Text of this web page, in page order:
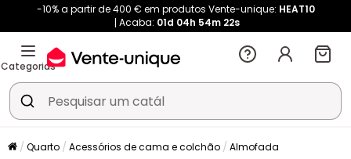
-10% a partir de 400 € em produtos Vente-unique: HEAT10
Acaba: 01d 04h 54m 22s
Categorias
Quarto Acessórios de cama e colchão Almofada